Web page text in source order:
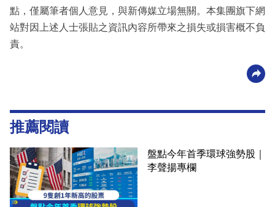
點，僅屬筆者個人意見，與新傳媒立場無關。本集團旗下網
站對因上述人士張貼之資訊內容所帶來之損失或損害概不負
責。
推薦閱讀
盤點今年首季環球強勢股｜
李聲揚專欄